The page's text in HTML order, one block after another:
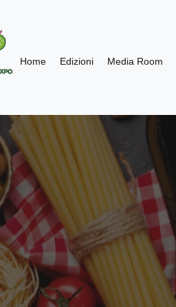
Home Edizioni Media Room